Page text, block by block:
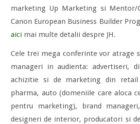
marketing Up Marketing si Mentor/
Canon European Business Builder
aici mai multe detalii despre JH.
Cele trei mega conferinte vor atrage
manageri in audienta: advertiseri,
achizitie si de marketing din retail
pharma, auto (domeniile care aloca
pentru marketing), brand
designeri de interior, producatori si